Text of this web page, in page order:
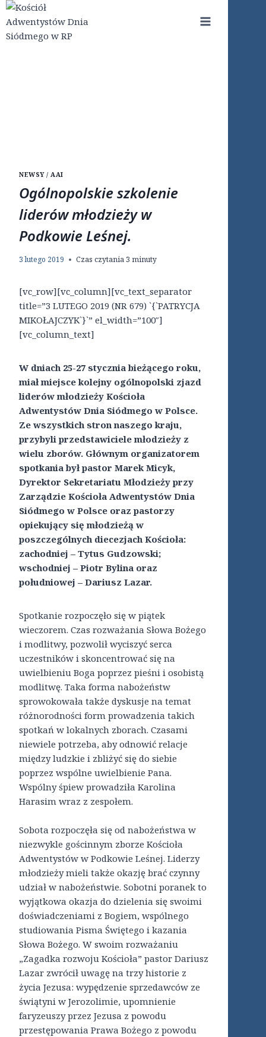
Przejdź
do
treści
NEWSY / AAI
Ogólnopolskie szkolenie
liderów młodzieży w
Podkowie Leśnej.
3 lutego 2019 Czas czytania 3 minuty
[vc_row][vc_column][vc_text_separator
title=”3 LUTEGO 2019 (NR 679) `{`PATRYCJA
MIKOŁAJCZYK`}`” el_width=”100″]
[vc_column_text]
W dniach 25-27 stycznia bieżącego roku,
miał miejsce kolejny ogólnopolski zjazd
liderów młodzieży Kościoła
Adwentystów Dnia Siódmego w Polsce.
Ze wszystkich stron naszego kraju,
przybyli przedstawiciele młodzieży z
wielu zborów. Głównym organizatorem
spotkania był pastor Marek Micyk,
Dyrektor Sekretariatu Młodzieży przy
Zarządzie Kościoła Adwentystów Dnia
Siódmego w Polsce oraz pastorzy
opiekujący się młodzieżą w
poszczególnych diecezjach Kościoła:
zachodniej – Tytus Gudzowski;
wschodniej – Piotr Bylina oraz
południowej – Dariusz Lazar.
Spotkanie rozpoczęło się w piątek
wieczorem. Czas rozważania Słowa Bożego
i modlitwy, pozwolił wyciszyć serca
uczestników i skoncentrować się na
uwielbieniu Boga poprzez pieśni i osobistą
modlitwę. Taka forma nabożeństw
sprowokowała także dyskusje na temat
różnorodności form prowadzenia takich
spotkań w lokalnych zborach. Czasami
niewiele potrzeba, aby odnowić relacje
między ludzkie i zbliżyć się do siebie
poprzez wspólne uwielbienie Pana.
Wspólny śpiew prowadziła Karolina
Harasim wraz z zespołem.
Sobota rozpoczęła się od nabożeństwa w
niezwykle gościnnym zborze Kościoła
Adwentystów w Podkowie Leśnej. Liderzy
młodzieży mieli także okazję brać czynny
udział w nabożeństwie. Sobotni poranek to
wyjątkowa okazja do dzielenia się swoimi
doświadczeniami z Bogiem, wspólnego
studiowania Pisma Świętego i kazania
Słowa Bożego. W swoim rozważaniu
„Zagadka rozwoju Kościoła” pastor Dariusz
Lazar zwrócił uwagę na trzy historie z
życia Jezusa: wypędzenie sprzedawców ze
świątyni w Jerozolimie, upomnienie
faryzeuszy przez Jezusa z powodu
przestępowania Prawa Bożego z powodu